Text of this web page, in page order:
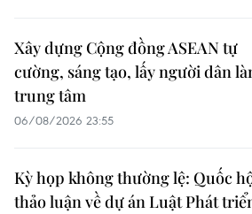
Xây dựng Cộng đồng ASEAN tự
cường, sáng tạo, lấy người dân
trung tâm
06/08/2026 23:55
Kỳ họp không thường lệ: Quốc
thảo luận về dự án Luật Phát